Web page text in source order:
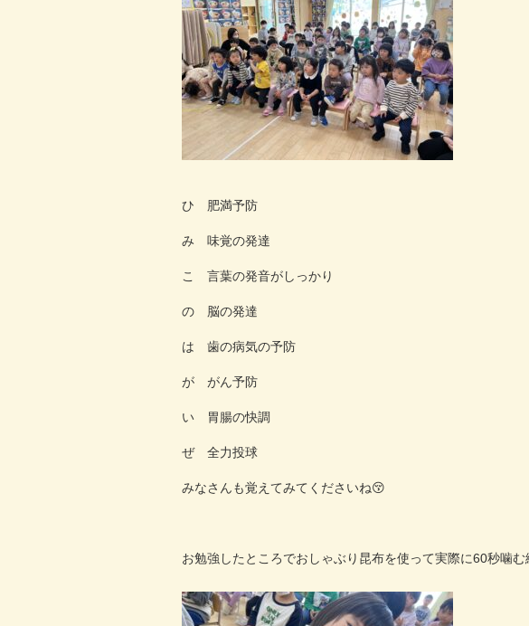
ひ 肥満予防
み 味覚の発達
こ 言葉の発音がしっかり
の 脳の発達
は 歯の病気の予防
が がん予防
い 胃腸の快調
ぜ 全力投球
みなさんも覚えてみてくださいね😚
お勉強したところでおしゃぶり昆布を使って実際に60秒噛む